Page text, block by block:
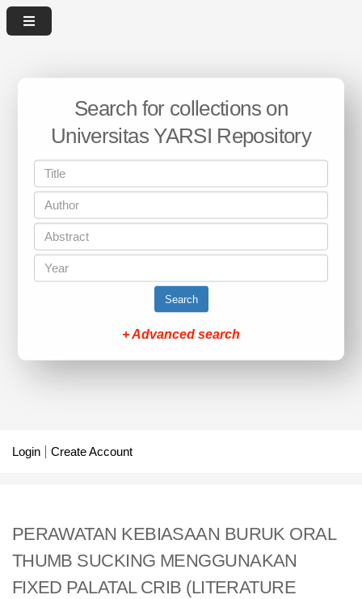
Search for collections on
Universitas YARSI Repository
Search
+ Advanced search
Login Create Account
PERAWATAN KEBIASAAN BURUK ORAL
THUMB SUCKING MENGGUNAKAN
FIXED PALATAL CRIB (LITERATURE